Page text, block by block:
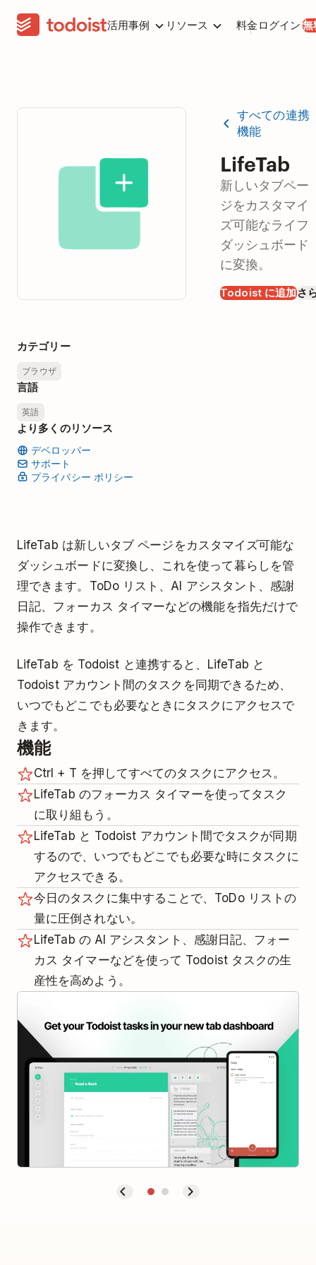
活用事例 リソース 料金 ログイン 無
すべての連携
機能
LifeTab
新しいタブペー
ジをカスタマイ
ズ可能なライフ
ダッシュボード
に変換。
Todoist に追加さ
カテゴリー
ブラウザ
言語
英語
より多くのリソース
デベロッパー
サポート
プライバシー ポリシー
LifeTab は新しいタブ ページをカスタマイズ可能な
ダッシュボードに変換し、これを使って暮らしを管
理できます。ToDo リスト、AI アシスタント、感謝
日記、フォーカス タイマーなどの機能を指先だけで
操作できます。
LifeTab を Todoist と連携すると、LifeTab と
Todoist アカウント間のタスクを同期できるため、
いつでもどこでも必要なときにタスクにアクセスで
きます。
機能
Ctrl + T を押してすべてのタスクにアクセス。
LifeTab のフォーカス タイマーを使ってタスク
に取り組もう。
LifeTab と Todoist アカウント間でタスクが同期
するので、いつでもどこでも必要な時にタスクに
アクセスできる。
今日のタスクに集中することで、ToDo リストの
量に圧倒されない。
LifeTab の AI アシスタント、感謝日記、フォー
カス タイマーなどを使って Todoist タスクの生
産性を高めよう。